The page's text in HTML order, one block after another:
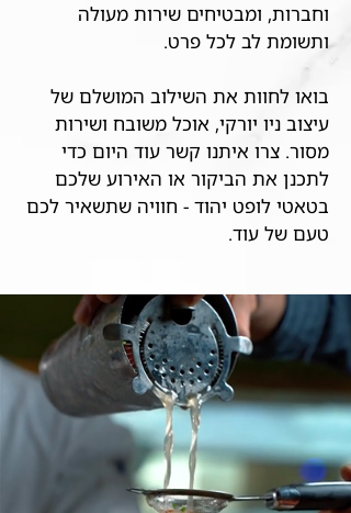
וחברות, ומבטיחים שירות מעולה
ותשומת לב לכל פרט.
בואו לחוות את השילוב המושלם של
עיצוב ניו יורקי, אוכל משובח ושירות
מסור. צרו איתנו קשר עוד היום כדי
לתכנן את הביקור או האירוע שלכם
בטאטי לופט יהוד - חוויה שתשאיר לכם
טעם של עוד.